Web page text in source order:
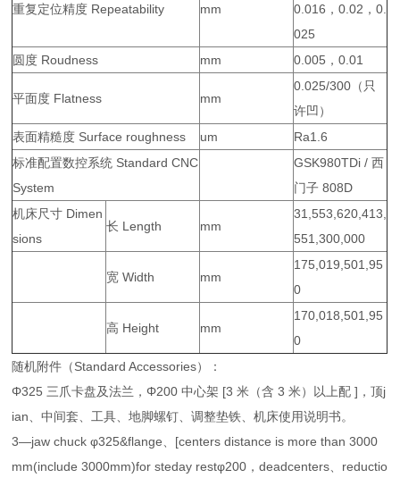
重复定位精度 Repeatability mm
0.016，0.02，0.
025
圆度 Roudness
mm 0.005，0.01
平面度 Flatness mm
0.025/300（只
许凹）
表面精糙度 Surface roughness
um
Ra1.6
标准配置数控系统 Standard CNC
System
GSK980TDi / 西
门子 808D
机床尺寸 Dimen
sions
长 Length mm
31,553,620,413,
551,300,000
宽 Width mm
175,019,501,95
0
高 Height mm
170,018,501,95
0
随机附件（Standard Accessories）：
Φ325 三爪卡盘及法兰，Φ200 中心架 [3 米（含 3 米）以上配 ]，顶j
ian、中间套、工具、地脚螺钉、调整垫铁、机床使用说明书。
3—jaw chuck φ325&flange、[centers distance is more than 3000
mm(include 3000mm)for steday restφ200，deadcenters、reductio